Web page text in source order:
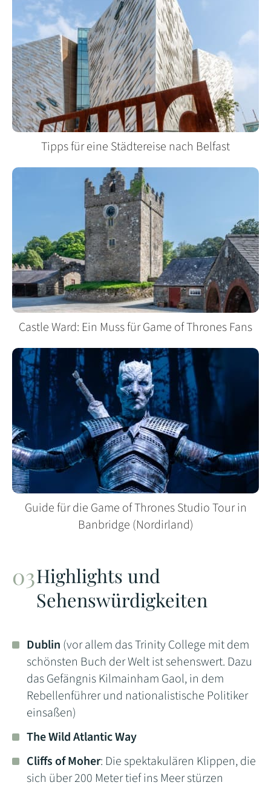
Tipps für eine Städtereise nach Belfast
Castle Ward: Ein Muss für Game of Thrones Fans
Guide für die Game of Thrones Studio Tour in
Banbridge (Nordirland)
Highlights und
Sehenswürdigkeiten
Dublin (vor allem das Trinity College mit dem
schönsten Buch der Welt ist sehenswert. Dazu
das Gefängnis Kilmainham Gaol, in dem
Rebellenführer und nationalistische Politiker
einsaßen)
The Wild Atlantic Way
Cliffs of Moher: Die spektakulären Klippen, die
sich über 200 Meter tief ins Meer stürzen